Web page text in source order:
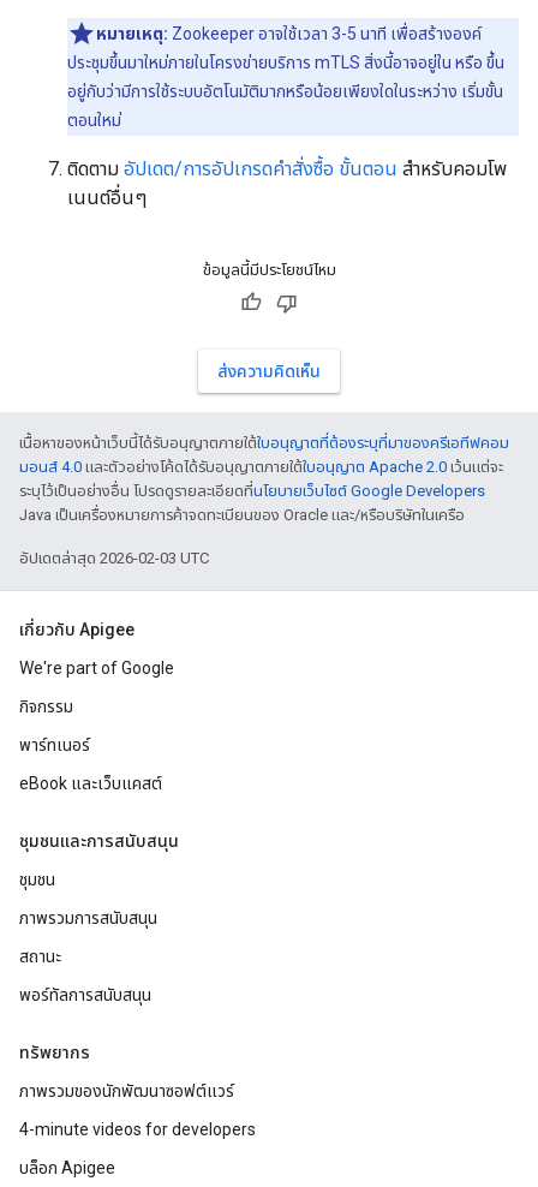
หมายเหตุ: Zookeeper อาจใช้เวลา 3-5 นาที เพื่อสร้างองค์
ประชุมขึ้นมาใหม่ภายในโครงข่ายบริการ mTLS สิ่งนี้อาจอยู่ใน หรือ ขึ้น
อยู่กับว่ามีการใช้ระบบอัตโนมัติมากหรือน้อยเพียงใดในระหว่าง เริ่มขั้น
ตอนใหม่
ติดตาม อัปเดต/การอัปเกรดคำสั่งซื้อ ขั้นตอน สำหรับคอมโพ
เนนต์อื่นๆ
ข้อมูลนี้มีประโยชน์ไหม
ส่งความคิดเห็น
เนื้อหาของหน้าเว็บนี้ได้รับอนุญาตภายใต้ใบอนุญาตที่ต้องระบุที่มาของครีเอทีฟคอม
มอนส์ 4.0 และตัวอย่างโค้ดได้รับอนุญาตภายใต้ใบอนุญาต Apache 2.0 เว้นแต่จะ
ระบุไว้เป็นอย่างอื่น โปรดดูรายละเอียดที่นโยบายเว็บไซต์ Google Developers
Java เป็นเครื่องหมายการค้าจดทะเบียนของ Oracle และ/หรือบริษัทในเครือ
อัปเดตล่าสุด 2026-02-03 UTC
เกี่ยวกับ Apigee
We're part of Google
กิจกรรม
พาร์ทเนอร์
eBook และเว็บแคสต์
ชุมชนและการสนับสนุน
ชุมชน
ภาพรวมการสนับสนุน
สถานะ
พอร์ทัลการสนับสนุน
ทรัพยากร
ภาพรวมของนักพัฒนาซอฟต์แวร์
4-minute videos for developers
บล็อก Apigee